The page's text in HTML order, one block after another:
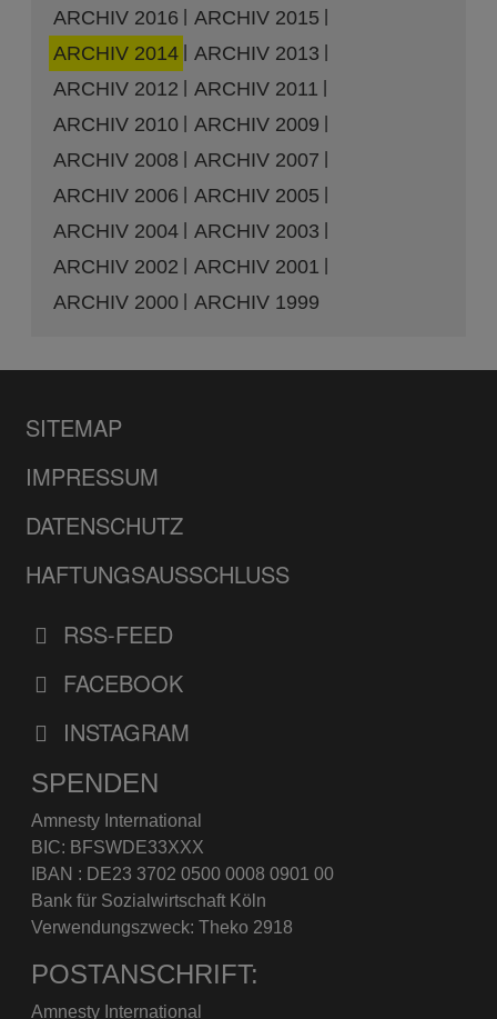
ARCHIV 2016
ARCHIV 2015
ARCHIV 2014
ARCHIV 2013
ARCHIV 2012
ARCHIV 2011
ARCHIV 2010
ARCHIV 2009
ARCHIV 2008
ARCHIV 2007
ARCHIV 2006
ARCHIV 2005
ARCHIV 2004
ARCHIV 2003
ARCHIV 2002
ARCHIV 2001
ARCHIV 2000
ARCHIV 1999
SITEMAP
IMPRESSUM
DATENSCHUTZ
HAFTUNGSAUSSCHLUSS
RSS-FEED
FACEBOOK
INSTAGRAM
SPENDEN
Amnesty International
BIC: BFSWDE33XXX
IBAN : DE23 3702 0500 0008 0901 00
Bank für Sozialwirtschaft Köln
Verwendungszweck: Theko 2918
POSTANSCHRIFT:
Amnesty International